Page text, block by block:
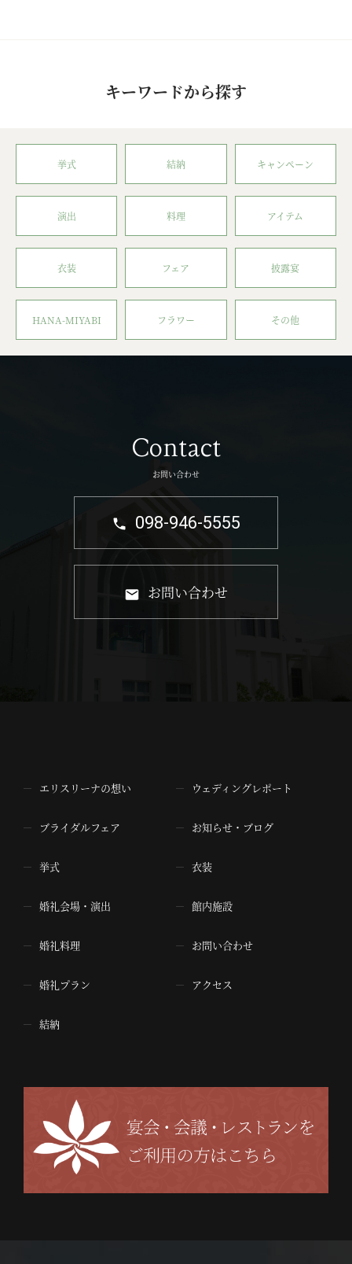
キーワードから探す
挙式 結納 キャンペーン
演出 料理 アイテム
衣装 フェア 披露宴
HANA-MIYABI フラワー その他
Contact
お問い合わせ
098-946-5555
お問い合わせ
エリスリーナの想い
ブライダルフェア
挙式
婚礼会場・演出
婚礼料理
婚礼プラン
結納
ウェディングレポート
お知らせ・ブログ
衣装
館内施設
お問い合わせ
アクセス